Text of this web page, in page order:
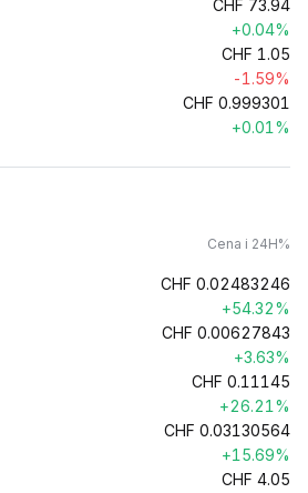
CHF 73.94
+0.04%
CHF 1.05
-1.59%
CHF 0.999301
+0.01%
Cena i 24H%
CHF 0.02483246
+54.32%
CHF 0.00627843
+3.63%
CHF 0.11145
+26.21%
CHF 0.03130564
+15.69%
CHF 4.05